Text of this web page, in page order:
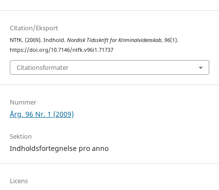
Citation/Eksport
NTfK. (2009). Indhold. Nordisk Tidsskrift for Kriminalvidenskab, 96(1).
https://doi.org/10.7146/ntfk.v96i1.71737
Citationsformater
Nummer
Årg. 96 Nr. 1 (2009)
Sektion
Indholdsfortegnelse pro anno
Licens